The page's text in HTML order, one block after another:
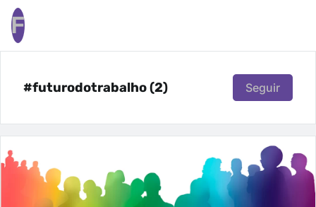
F
#futurodotrabalho (2) Seguir